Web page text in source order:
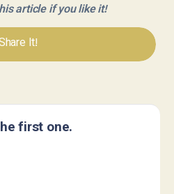
article if you like it!
It!
first one.